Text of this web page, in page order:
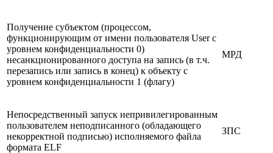
Получение субъектом (процессом,
функционирующим от имени пользователя User с
уровнем конфиденциальности 0)
несанкционированного доступа на запись (в т.ч.
перезапись или запись в конец) к объекту с
уровнем конфиденциальности 1 (флагу)
МРД
Непосредственный запуск непривилегированным
пользователем неподписанного (обладающего
некорректной подписью) исполняемого файла
формата ELF
ЗПС